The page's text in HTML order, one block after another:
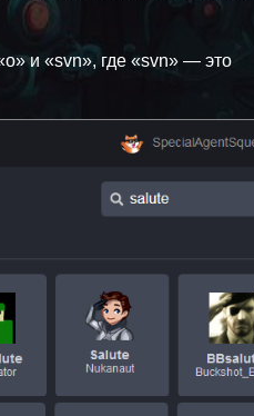
и «svn», где «svn» — это